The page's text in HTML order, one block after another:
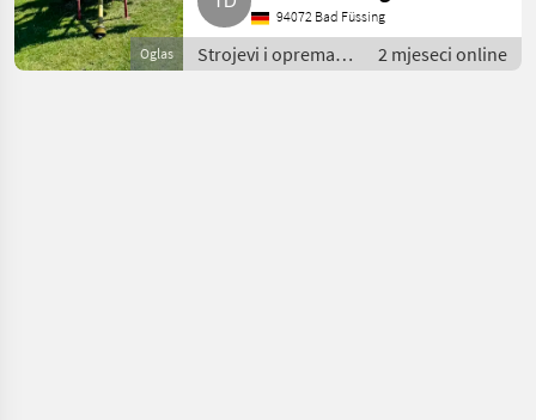
Oglas
94072 Bad Füssing
Strojevi i oprema
za travu i baliranje /
2 mjeseci online